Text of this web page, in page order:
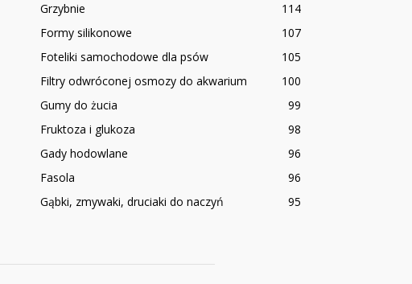
Grzybnie
114
Formy silikonowe
107
Foteliki samochodowe dla psów
105
Filtry odwróconej osmozy do akwarium
100
Gumy do żucia
99
Fruktoza i glukoza
98
Gady hodowlane
96
Fasola
96
Gąbki, zmywaki, druciaki do naczyń
95